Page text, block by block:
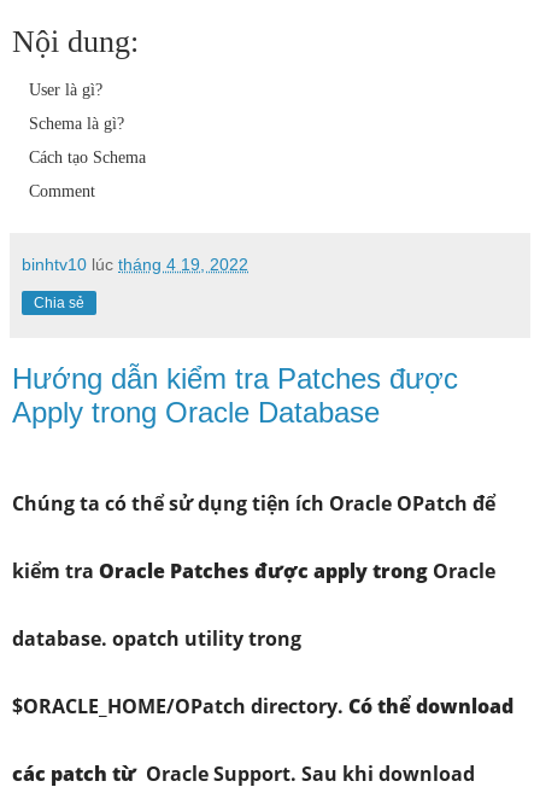
Nội dung:
User là gì?
Schema là gì?
Cách tạo Schema
Comment
binhtv10 lúc tháng 4 19, 2022
Chia sẻ
Hướng dẫn kiểm tra Patches được
Apply trong Oracle Database
Chúng ta có thể sử dụng tiện ích Oracle OPatch để
kiểm tra Oracle Patches được apply trong Oracle
database. opatch utility trong
$ORACLE_HOME/OPatch directory. Có thể download
các patch từ Oracle Support. Sau khi download